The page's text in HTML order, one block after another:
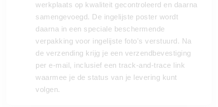
werkplaats op kwaliteit gecontroleerd en daarna
samengevoegd. De ingelijste poster wordt
daarna in een speciale beschermende
verpakking voor ingelijste foto's verstuurd. Na
de verzending krijg je een verzendbevestiging
per e-mail, inclusief een track-and-trace link
waarmee je de status van je levering kunt
volgen.